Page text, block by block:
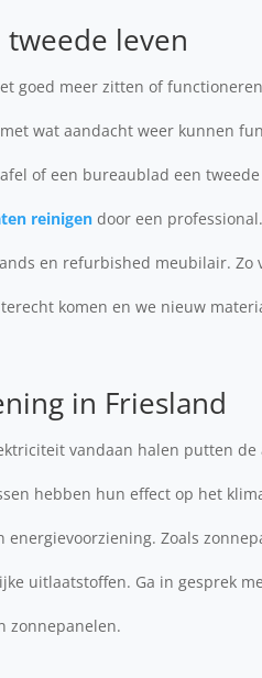
leven
goed meer zitten of
wat aandacht weer kunnen
of een bureaublad een
reinigen door een
en refurbished meubilair. Zo
komen en we nieuw
in Friesland
vandaan halen putten
hebben hun effect op het
Zoals
uitlaatstoffen. Ga in gesprek
zonnepanelen.